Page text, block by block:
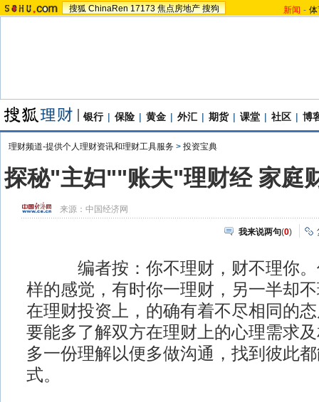
搜狐 ChinaRen 17173 焦点房地产 搜狗 新闻 -
银行 | 保险 | 黄金 | 外汇 | 期货 | 课堂 | 社区 | 博
理财频道-提供个人理财资讯和理财工具服务 > 投资宝典
探秘"主妇""账夫"理财经 家庭
来源：中国经济网
我来说两句(0)
编者按：你不理财，财不理你。
样的感觉，有时你一理财，另一半却
在理财投资上，的确有着不尽相同的
要能多了解双方在理财上的心理需求
多一份理解以便多做沟通，找到彼此
式。